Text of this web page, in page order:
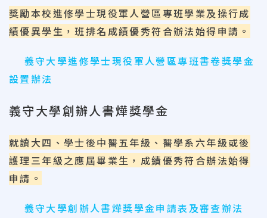
獎勵本校進修學士現役軍人營區專班學業及操行成
績優異學生，班排名成績優秀符合辦法始得申請。
義守大學進修學士現役軍人營區專班書卷獎學金
設置辦法
義守大學創辦人書燁獎學金
就讀大四、學士後中醫五年級、醫學系六年級或後
護理三年級之應屆畢業生，成績優秀符合辦法始得
申請。
義守大學創辦人書燁獎學金申請表及審查辦法